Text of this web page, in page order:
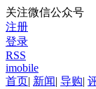
关注微信公众号
注册
登录
RSS
imobile
首页| 新闻| 导购|